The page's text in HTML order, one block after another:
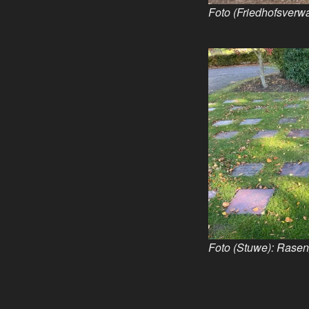
Foto
Foto (Stuwe):